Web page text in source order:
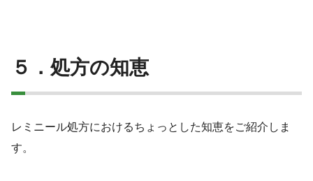
５．処方の知恵
レミニール処方におけるちょっとした知恵をご紹介しま
す。